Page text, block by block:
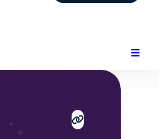
& Créativité
Artificielle